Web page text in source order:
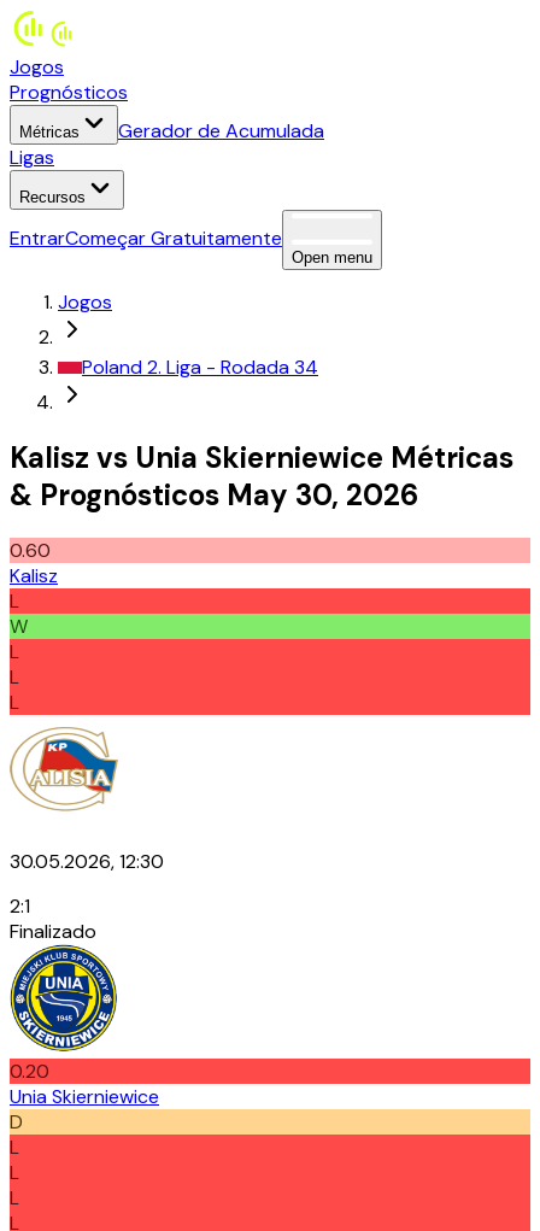
Jogos
Prognósticos
Métricas
Gerador de Acumulada
Ligas
Recursos
EntrarComeçar Gratuitamente
Open menu
Jogos
Poland2. Liga - Rodada 34
Kalisz vs Unia Skierniewice Métricas
& Prognósticos May 30, 2026
0.60
Kalisz
L
W
L
L
L
30.05.2026, 12:30
2:1
Finalizado
0.20
Unia Skierniewice
D
L
L
L
L